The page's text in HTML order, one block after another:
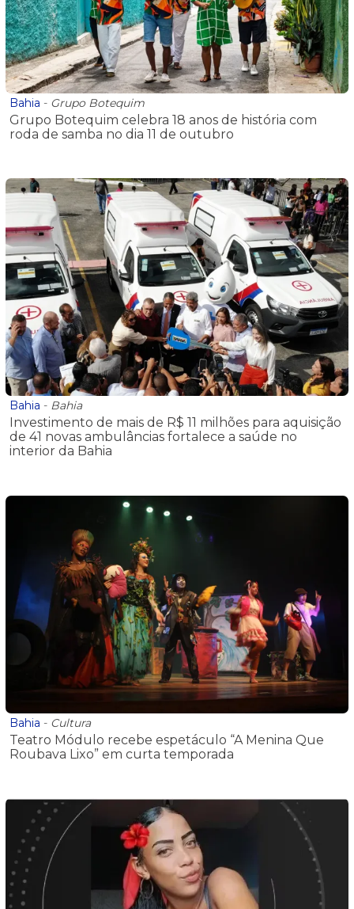
Bahia - Grupo Botequim
Grupo Botequim celebra 18 anos de história com
roda de samba no dia 11 de outubro
Bahia - Bahia
Investimento de mais de R$ 11 milhões para aquisição
de 41 novas ambulâncias fortalece a saúde no
interior da Bahia
Bahia - Cultura
Teatro Módulo recebe espetáculo “A Menina Que
Roubava Lixo” em curta temporada